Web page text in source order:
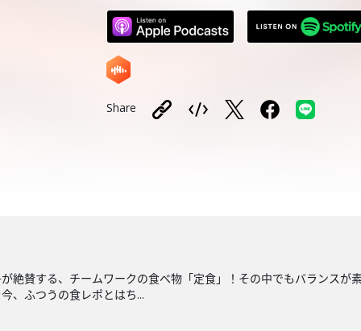
Share
絶賛する、チームワークの食べ物「定食」！その中でもバランス
、ふつうの食レポとはち...